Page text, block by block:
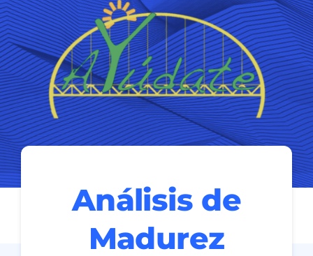
Análisis de
Madurez